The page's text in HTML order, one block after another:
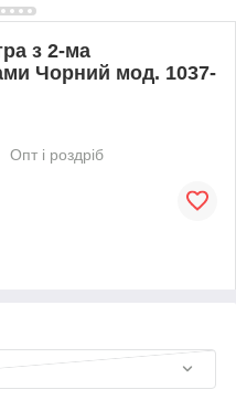
з 2-ма
Чорний мод. 1037-
Опт і роздріб